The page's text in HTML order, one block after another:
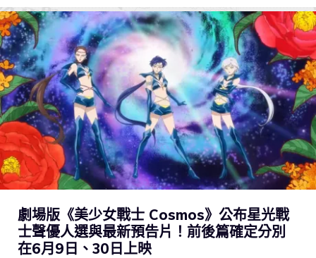
劇場版《美少女戰士 Cosmos》公布星光戰
士聲優人選與最新預告片！前後篇確定分別
在6月9日、30日上映